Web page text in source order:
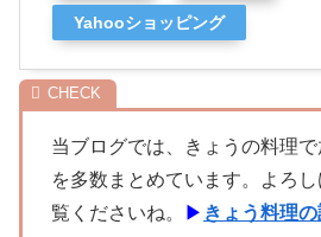
Yahooショッピング
当ブログでは、きょうの料理
を多数まとめています。よろ
覧くださいね。
▶ きょう料理